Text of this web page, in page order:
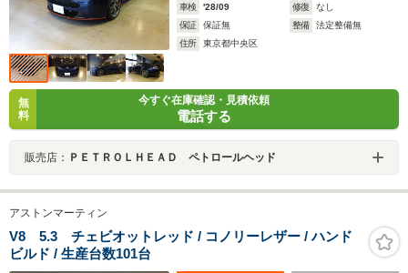
車検
'28/09 修復
なし
保証
保証無 整備
法定整備無
住所
東京都中央区
無
料
今すぐ在庫確認・見積依頼
電話する
販売店： ＰＥＴＲＯＬＨＥＡＤ ペトロールヘッド
アストンマーティン
V8 5.3 チェビオットレッド / コノリーレザー / ハンド
ビルド / 生産台数101台